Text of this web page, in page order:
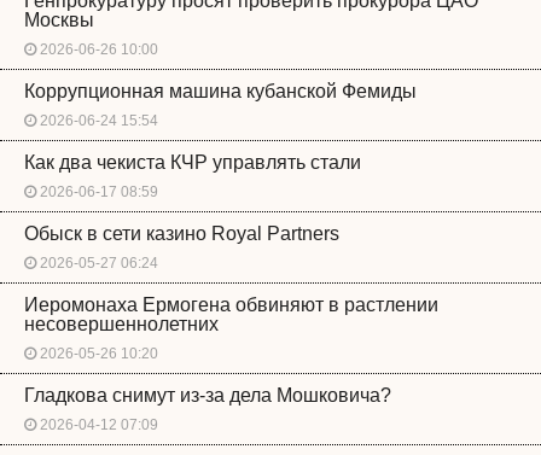
Москвы
2026-06-26 10:00
Коррупционная машина кубанской Фемиды
2026-06-24 15:54
Как два чекиста КЧР управлять стали
2026-06-17 08:59
Обыск в сети казино Royal Partners
2026-05-27 06:24
Иеромонаха Ермогена обвиняют в растлении
несовершеннолетних
2026-05-26 10:20
Гладкова снимут из-за дела Мошковича?
2026-04-12 07:09